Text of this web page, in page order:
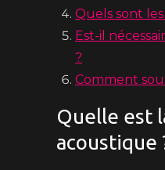
Quels sont
Est-il
?
Comment
Quelle est
acoustique